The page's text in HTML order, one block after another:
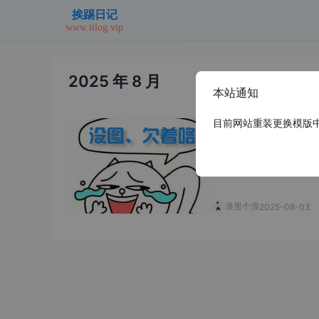
2025 年 8 月
关于GitHub的使用
浪里个浪2025-08-03
本站通知
目前网站重装更换模版